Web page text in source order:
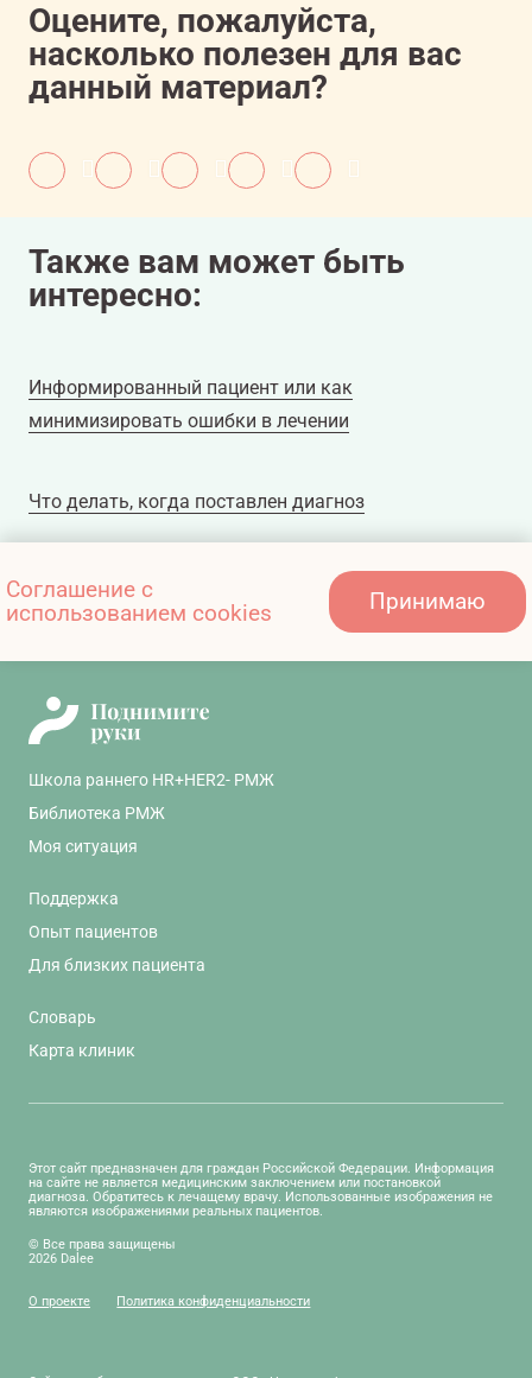
Оцените, пожалуйста,
насколько полезен для вас
данный материал?
Также вам может быть
интересно:
Информированный пациент или как
минимизировать ошибки в лечении
Что делать, когда поставлен диагноз
«Активный пациент» — программа бесплатного
определения мутаций гена PIK3CA
Школа раннего HR+HER2- РМЖ
Библиотека РМЖ
Моя ситуация
Поддержка
Опыт пациентов
Для близких пациента
Словарь
Карта клиник
Этот сайт предназначен для граждан Российской Федерации. Информация
на сайте не является медицинским заключением или постановкой
диагноза. Обратитесь к лечащему врачу. Использованные изображения не
являются изображениями реальных пациентов.
© Все права защищены
2026 Dalee
О проекте Политика конфиденциальности
Соглашение с
использованием cookies
Принимаю